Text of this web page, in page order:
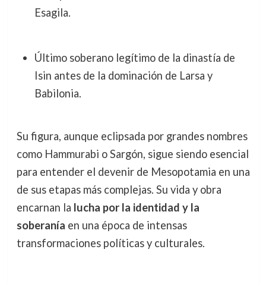
Esagila.
Último soberano legítimo de la dinastía de
Isin antes de la dominación de Larsa y
Babilonia.
Su figura, aunque eclipsada por grandes nombres
como Hammurabi o Sargón, sigue siendo esencial
para entender el devenir de Mesopotamia en una
de sus etapas más complejas. Su vida y obra
encarnan la lucha por la identidad y la
soberanía en una época de intensas
transformaciones políticas y culturales.